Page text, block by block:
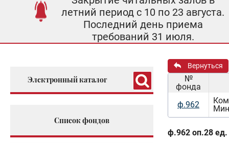
летний период с 10 по 23 августа.
Последний день приема
требований 31 июля.
Электронный каталог
Список фондов
Вернуться
№
фонда
ф.962
ф.962 оп.28 ед.